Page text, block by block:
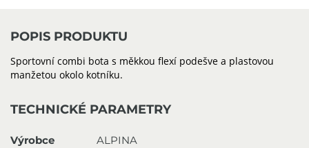
POPIS PRODUKTU
Sportovní combi bota s měkkou flexí podešve a plastovou
manžetou okolo kotníku.
TECHNICKÉ PARAMETRY
Výrobce ALPINA